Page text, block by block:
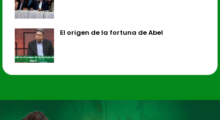
El origen de la fortuna de Abel